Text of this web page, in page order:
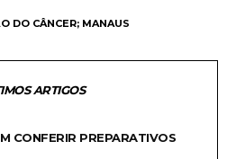
DO CÂNCER; MANAUS
ARTIGOS
CONFERIR PREPARATIVOS